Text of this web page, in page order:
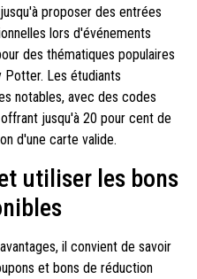
proposer des entrées
lors d'événements
des thématiques populaires
Potter. Les étudiants
notables, avec des codes
jusqu'à 20 pour cent de
d'une carte valide.
utiliser les bons
il convient de savoir
et bons de réduction